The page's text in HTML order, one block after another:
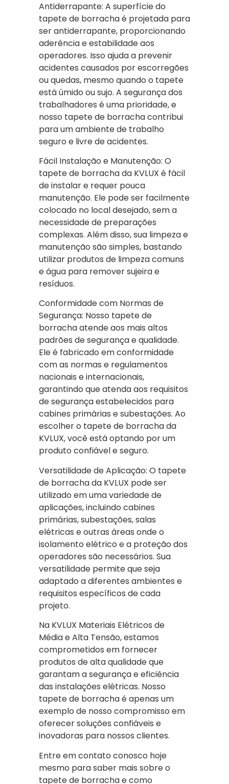
Antiderrapante: A superfície do
tapete de borracha é projetada para
ser antiderrapante, proporcionando
aderência e estabilidade aos
operadores. Isso ajuda a prevenir
acidentes causados por escorregões
ou quedas, mesmo quando o tapete
está úmido ou sujo. A segurança dos
trabalhadores é uma prioridade, e
nosso tapete de borracha contribui
para um ambiente de trabalho
seguro e livre de acidentes.
Fácil Instalação e Manutenção: O
tapete de borracha da KVLUX é fácil
de instalar e requer pouca
manutenção. Ele pode ser facilmente
colocado no local desejado, sem a
necessidade de preparações
complexas. Além disso, sua limpeza e
manutenção são simples, bastando
utilizar produtos de limpeza comuns
e água para remover sujeira e
resíduos.
Conformidade com Normas de
Segurança: Nosso tapete de
borracha atende aos mais altos
padrões de segurança e qualidade.
Ele é fabricado em conformidade
com as normas e regulamentos
nacionais e internacionais,
garantindo que atenda aos requisitos
de segurança estabelecidos para
cabines primárias e subestações. Ao
escolher o tapete de borracha da
KVLUX, você está optando por um
produto confiável e seguro.
Versatilidade de Aplicação: O tapete
de borracha da KVLUX pode ser
utilizado em uma variedade de
aplicações, incluindo cabines
primárias, subestações, salas
elétricas e outras áreas onde o
isolamento elétrico e a proteção dos
operadores são necessários. Sua
versatilidade permite que seja
adaptado a diferentes ambientes e
requisitos específicos de cada
projeto.
Na KVLUX Materiais Elétricos de
Média e Alta Tensão, estamos
comprometidos em fornecer
produtos de alta qualidade que
garantam a segurança e eficiência
das instalações elétricas. Nosso
tapete de borracha é apenas um
exemplo de nosso compromisso em
oferecer soluções confiáveis e
inovadoras para nossos clientes.
Entre em contato conosco hoje
mesmo para saber mais sobre o
tapete de borracha e como